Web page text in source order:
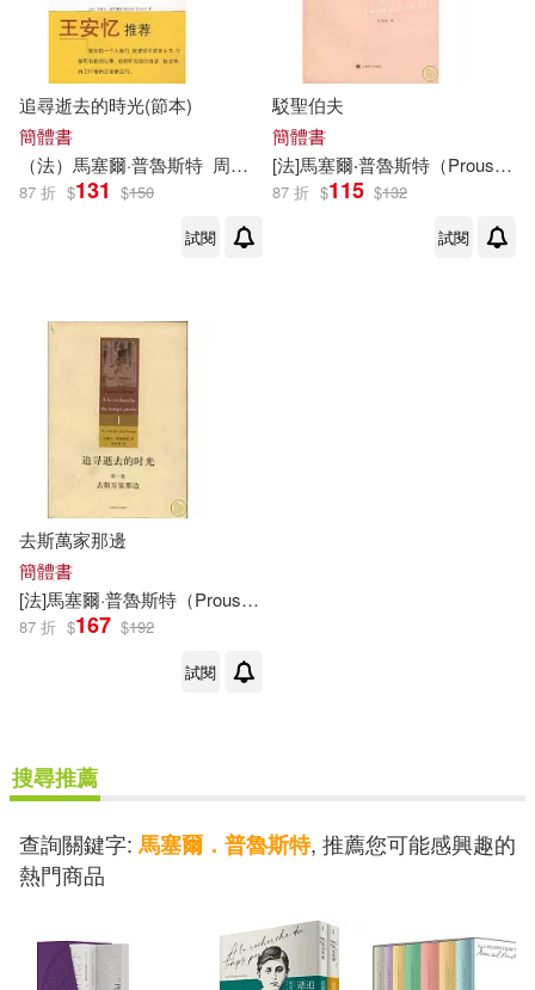
追尋逝去的時光(節本)
簡體書
（法） 馬塞爾·普魯斯特 周克希
87 折 $131 $150
試閱
駁聖伯夫
簡體書
[法]馬塞爾‧普魯斯特 （Proust，M．）
87 折 $115 $132
試閱
去斯萬家那邊
簡體書
[法]馬塞爾·普魯斯特 （Proust M.）
87 折 $167 $192
試閱
搜尋推薦
查詢關鍵字: 馬塞爾．普魯斯特, 推薦您可能感興趣的
熱門商品